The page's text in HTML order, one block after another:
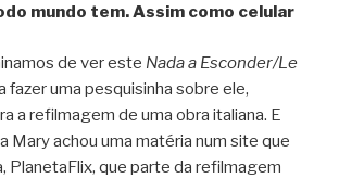
mundo tem. Assim como celular
de ver este Nada a Esconder/Le
fazer uma pesquisinha sobre ele,
a refilmagem de uma obra italiana. E
Mary achou uma matéria num site que
PlanetaFlix, que parte da refilmagem